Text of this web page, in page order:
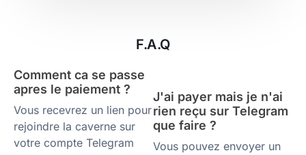
F.A.Q
Comment ca se passe
apres le paiement ?
Vous recevrez un lien pour
rejoindre la caverne sur
votre compte Telegram
J'ai payer mais je n'ai
rien reçu sur Telegram
que faire ?
Vous pouvez envoyer un